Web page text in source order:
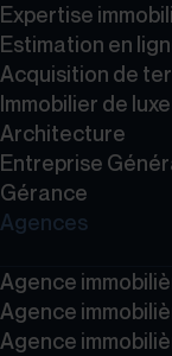
Expertise
Estimation en
Acquisition de
Immobilier de luxe
Architecture
Entreprise
Gérance
Agences
Agence
Agence
Agence